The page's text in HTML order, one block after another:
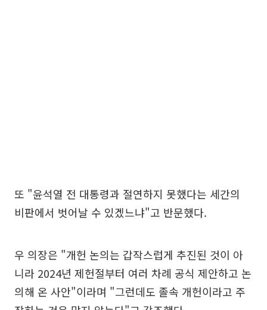
또 "윤석열 전 대통령과 절연하지 못했다는 세간의
비판에서 벗어날 수 있겠느냐"고 반문했다.
우 의장은 "개헌 논의는 갑작스럽게 추진된 것이 아
니라 2024년 제헌절부터 여러 차례 공식 제안하고 논
의해 온 사안"이라며 "그런데도 졸속 개헌이라고 주